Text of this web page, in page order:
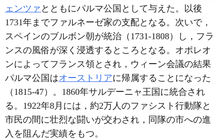
ェンツァ とともにパルマ公国として与えた。以後
1731年までファルネーゼ家の支配となる。次いで，
スペインのブルボン朝が統治（1731-1808）し，フラ
ンスの風俗が深く浸透するところとなる。オポレオ
ンによってフランス領とされ，ウィーン会議の結果
パルマ公国はオーストリアに帰属することになった
（1815-47）。1860年サルデーニャ王国に統合され
る。1922年8月には，約2万人のファシスト行動隊と
市民の間に壮烈な闘いが交わされ，同隊の市への進
入を阻んだ実績をもつ。